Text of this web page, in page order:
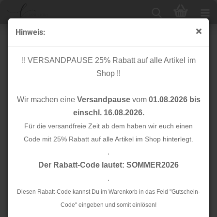
Hinweis:
!! VERSANDPAUSE 25% Rabatt auf alle Artikel im
Shop !!
Wir machen eine Versandpausevom 01.08.2026 bis
einschl. 16.08.2026.
Für die versandfreie Zeit ab dem haben wir euch einen
Code mit 25% Rabatt auf alle Artikel im Shop hinterlegt.
.
Der Rabatt-Code lautet: SOMMER2026
.
Diesen Rabatt-Code kannst Du im Warenkorb in das Feld "Gutschein-
Code" eingeben und somit einlösen!
Applikation - Aufbügler - Marienkäfer mit Steinchen -
rot glitzer